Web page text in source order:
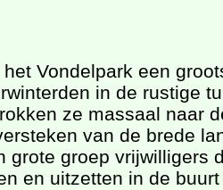
Vondelpark een
in de rustige
ze massaal naar
van de brede
groep vrijwilligers
en uitzetten in de